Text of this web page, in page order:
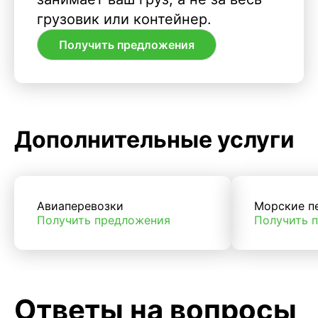
грузовик или контейнер.
Получить предложения
Дополнительные услуги
Авиаперевозки
Получить предложения
Морские
Получить
Ответы на вопросы